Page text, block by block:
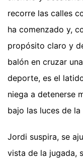
recorre las calles
ha comenzado y,
propósito claro y
balón en cruzar
deporte, es el
niega a detenerse
bajo las luces de la
Jordi suspira, se
vista de la jugada,